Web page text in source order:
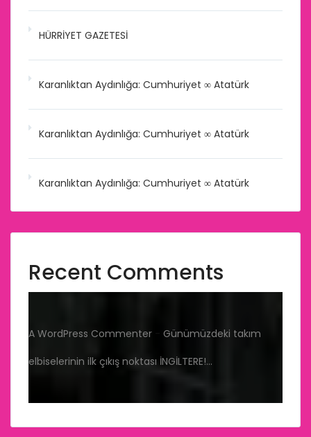
HÜRRİYET GAZETESİ
Karanlıktan Aydınlığa: Cumhuriyet ∞ Atatürk
Karanlıktan Aydınlığa: Cumhuriyet ∞ Atatürk
Karanlıktan Aydınlığa: Cumhuriyet ∞ Atatürk
Recent Comments
A WordPress Commenter
Günümüzdeki takım
elbiselerinin ilk çıkış noktası İNGİLTERE!…